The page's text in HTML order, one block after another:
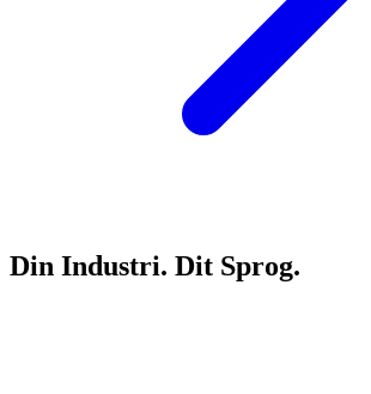
Din Industri. Dit Sprog.